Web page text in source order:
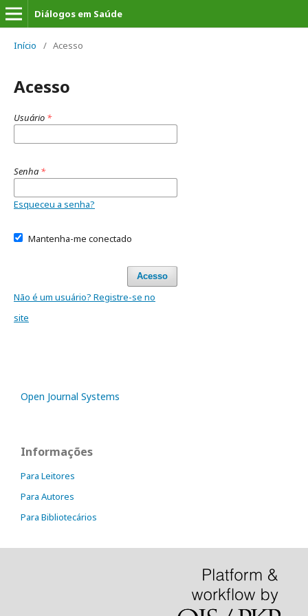
Diálogos em Saúde
Início / Acesso
Acesso
Usuário *
Senha *
Esqueceu a senha?
Mantenha-me conectado
Acesso
Não é um usuário? Registre-se no
site
Open Journal Systems
Informações
Para Leitores
Para Autores
Para Bibliotecários